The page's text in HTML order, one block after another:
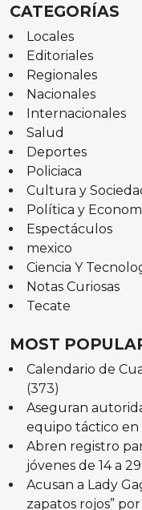
CATEGORÍAS
Locales
Editoriales
Regionales
Nacionales
Internacionales
Salud
Deportes
Policiaca
Cultura y
Política y
Espectáculos
mexico
Ciencia Y
Notas Curiosas
Tecate
MOST
Calendario de
(373)
Aseguran
equipo táctico en
Abren registro
jóvenes de 14 a
Acusan a Lady
zapatos rojos”